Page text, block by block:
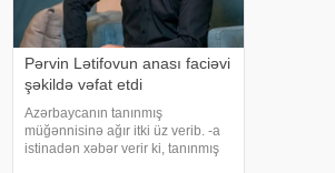
Pərvin Lətifovun anası faciəvi
şəkildə vəfat etdi
Azərbaycanın tanınmış
müğənnisinə ağır itki üz verib. -a
istinadən xəbər verir ki, tanınmış